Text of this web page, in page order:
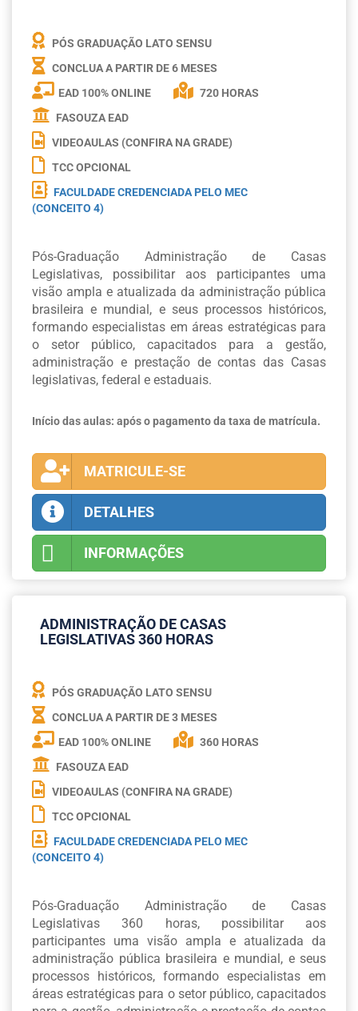
PÓS GRADUAÇÃO LATO SENSU
CONCLUA A PARTIR DE6 MESES
EAD 100% ONLINE
720 HORAS
FASOUZA EAD
VIDEOAULAS (CONFIRA NA GRADE)
TCC OPCIONAL
FACULDADE CREDENCIADA PELO MEC
(CONCEITO 4)
Pós-Graduação Administração de Casas
Legislativas, possibilitar aos participantes uma
visão ampla e atualizada da administração pública
brasileira e mundial, e seus processos históricos,
formando especialistas em áreas estratégicas para
o setor público, capacitados para a gestão,
administração e prestação de contas das Casas
legislativas, federal e estaduais.
Início das aulas: após o pagamento da taxa de matrícula.
MATRICULE-SE
DETALHES
INFORMAÇÕES
ADMINISTRAÇÃO DE CASAS
LEGISLATIVAS 360 HORAS
PÓS GRADUAÇÃO LATO SENSU
CONCLUA A PARTIR DE3 MESES
EAD 100% ONLINE
360 HORAS
FASOUZA EAD
VIDEOAULAS (CONFIRA NA GRADE)
TCC OPCIONAL
FACULDADE CREDENCIADA PELO MEC
(CONCEITO 4)
Pós-Graduação Administração de Casas
Legislativas 360 horas, possibilitar aos
participantes uma visão ampla e atualizada da
administração pública brasileira e mundial, e seus
processos históricos, formando especialistas em
áreas estratégicas para o setor público, capacitados